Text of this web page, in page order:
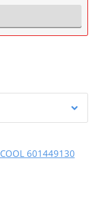
601449130